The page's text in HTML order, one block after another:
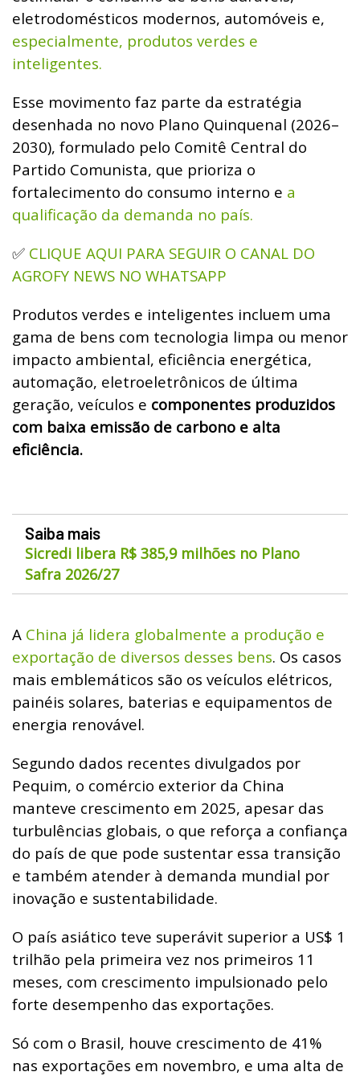
eletrodomésticos modernos, automóveis e,
especialmente, produtos verdes e
inteligentes.
Esse movimento faz parte da estratégia
desenhada no novo Plano Quinquenal (2026–
2030), formulado pelo Comitê Central do
Partido Comunista, que prioriza o
fortalecimento do consumo interno e a
qualificação da demanda no país.
✅ CLIQUE AQUI PARA SEGUIR O CANAL DO
AGROFY NEWS NO WHATSAPP
Produtos verdes e inteligentes incluem uma
gama de bens com tecnologia limpa ou menor
impacto ambiental, eficiência energética,
automação, eletroeletrônicos de última
geração, veículos e componentes produzidos
com baixa emissão de carbono e alta
eficiência.
Saiba mais
Sicredi libera R$ 385,9 milhões no Plano
Safra 2026/27
A China já lidera globalmente a produção e
exportação de diversos desses bens. Os casos
mais emblemáticos são os veículos elétricos,
painéis solares, baterias e equipamentos de
energia renovável.
Segundo dados recentes divulgados por
Pequim, o comércio exterior da China
manteve crescimento em 2025, apesar das
turbulências globais, o que reforça a confiança
do país de que pode sustentar essa transição
e também atender à demanda mundial por
inovação e sustentabilidade.
O país asiático teve superávit superior a US$ 1
trilhão pela primeira vez nos primeiros 11
meses, com crescimento impulsionado pelo
forte desempenho das exportações.
Só com o Brasil, houve crescimento de 41%
nas exportações em novembro, e uma alta de